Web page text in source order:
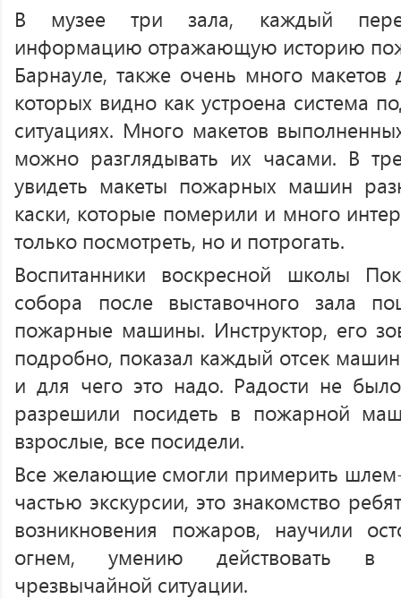
В музее три зала, каждый
информацию отражающую историю
Барнауле, также очень много
которых видно как устроена система
ситуациях. Много макетов
можно разглядывать их часами. В
увидеть макеты пожарных машин
каски, которые померили и много
только посмотреть, но и потрогать.
Воспитанники воскресной школы
собора после выставочного зала
пожарные машины. Инструктор, его
подробно, показал каждый отсек
и для чего это надо. Радости не
разрешили посидеть в пожарной
взрослые, все посидели.
Все желающие смогли примерить
частью экскурсии, это знакомство
возникновения пожаров, научили
огнем, умению действовать в
чрезвычайной ситуации.